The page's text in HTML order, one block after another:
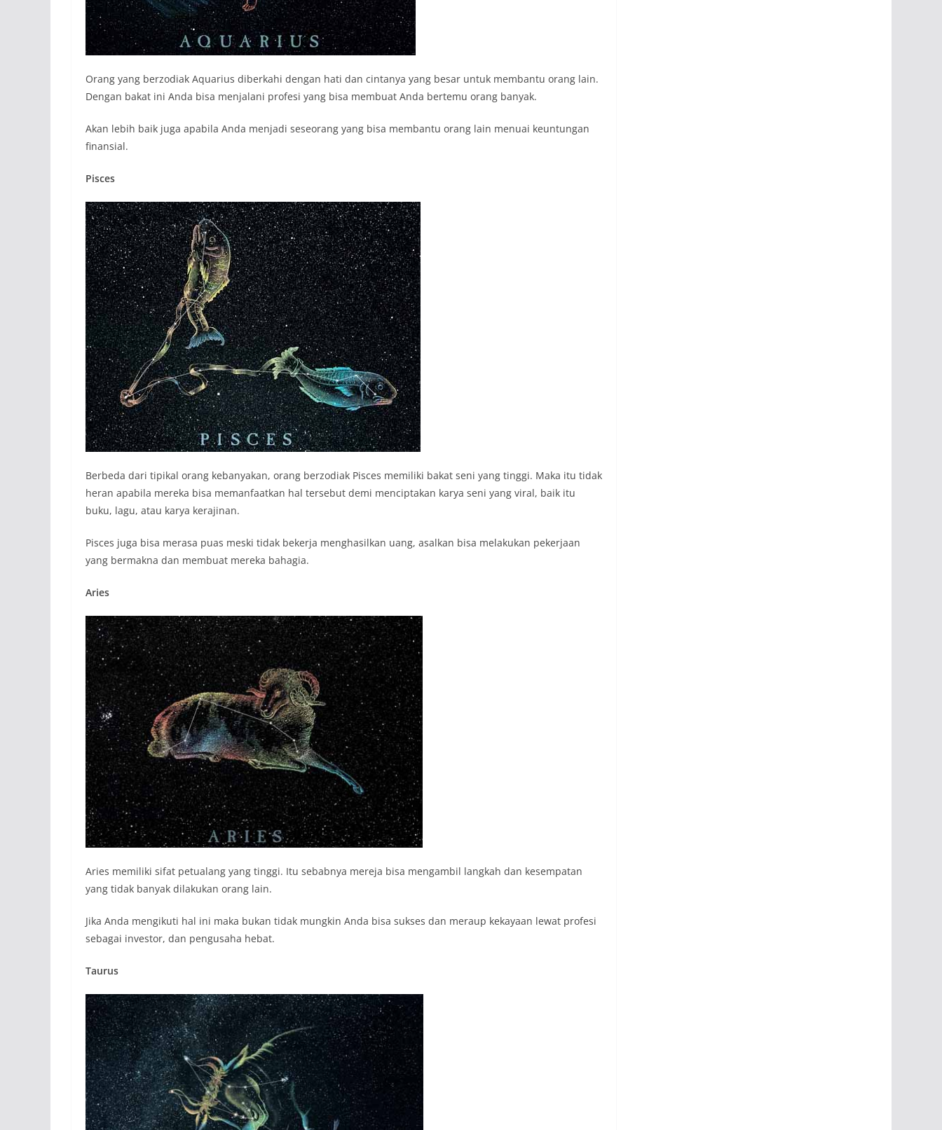
Orang yang berzodiak Aquarius diberkahi dengan hati dan cintanya yang besar untuk membantu orang lain.
Dengan bakat ini Anda bisa menjalani profesi yang bisa membuat Anda bertemu orang banyak.
Akan lebih baik juga apabila Anda menjadi seseorang yang bisa membantu orang lain menuai keuntungan
finansial.
Pisces
Berbeda dari tipikal orang kebanyakan, orang berzodiak Pisces memiliki bakat seni yang tinggi. Maka itu tidak
heran apabila mereka bisa memanfaatkan hal tersebut demi menciptakan karya seni yang viral, baik itu
buku, lagu, atau karya kerajinan.
Pisces juga bisa merasa puas meski tidak bekerja menghasilkan uang, asalkan bisa melakukan pekerjaan
yang bermakna dan membuat mereka bahagia.
Aries
Aries memiliki sifat petualang yang tinggi. Itu sebabnya mereja bisa mengambil langkah dan kesempatan
yang tidak banyak dilakukan orang lain.
Jika Anda mengikuti hal ini maka bukan tidak mungkin Anda bisa sukses dan meraup kekayaan lewat profesi
sebagai investor, dan pengusaha hebat.
Taurus